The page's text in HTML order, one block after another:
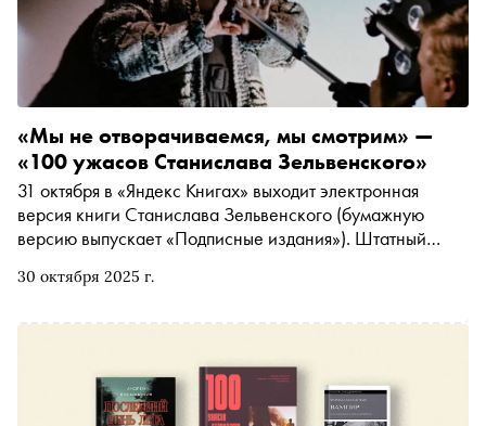
30 октября 2025 г.
«Мы не отворачиваемся, мы смотрим» —
«100 ужасов Станислава Зельвенского»
31 октября в «Яндекс Книгах» выходит электронная
версия книги Станислава Зельвенского (бумажную
версию выпускает «Подписные издания»). Штатный
интересных фильмах ужасов — от «Молчания ягнят» до
«Сноб» публикует фрагмент